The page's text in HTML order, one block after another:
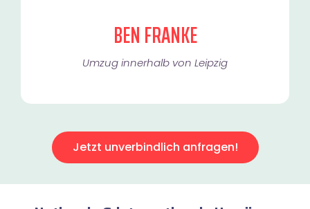
BEN FRANKE
Umzug innerhalb von Leipzig​
Jetzt unverbindlich anfragen!